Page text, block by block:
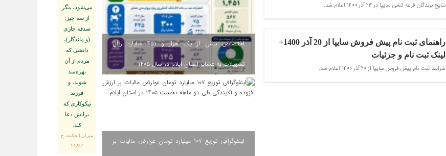
نتایج برندگان قرعه کشی سایپا در 23 آذر 1400 اعلام شد.
راهنمای ثبت نام پیش فروش سایپا از 20 آذر 1400+
لینک ثبت نام و جزئیات
شرایط ثبت نام پیش فروش سایپا از 20 آذر 1400 اعلام شد.
اختصاص بیش از یک هزار و ۴۵۱ میلیارد ریال
تسهیلات به عشایر استان ایلام در سال ۱۴۰۵
اینفوگرافی توزیع ۱۰۷ میلیارد تومان عوارض مالیات بر
مى‌شود، مگر
از سه چيز:
صدقه جارى
(و ماندگار)،
دانشى كه
مردم از آن
بهره‏‌مند
شوند، و
فرزند
نيكوكارى كه
برايش دعا
كند.
ميزان الحكمه، ح
14287